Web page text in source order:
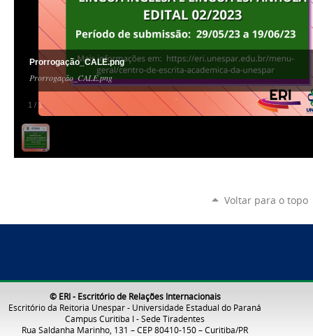
1 / 1
Prorrogação_CALE.png
Prorrogação_CALE.png
Voltar para o topo
© ERI - Escritório de Relações Internacionais
Escritório da Reitoria Unespar - Universidade Estadual do Paraná
Campus Curitiba I - Sede Tiradentes
Rua Saldanha Marinho, 131 – CEP 80410-150 – Curitiba/PR